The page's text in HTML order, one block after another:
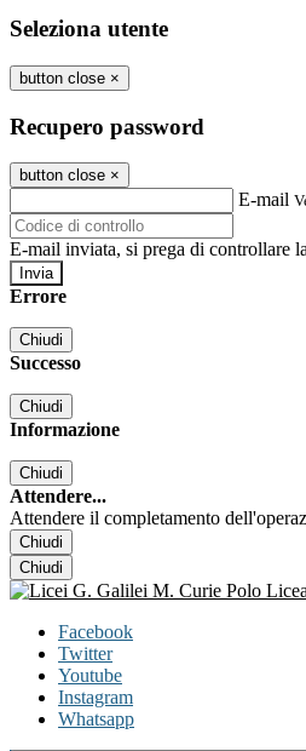
Seleziona utente
button close ×
Recupero password
button close ×
E-mail
E-mail inviata, si prega di controllare
Errore
Chiudi
Successo
Chiudi
Informazione
Chiudi
Attendere...
Attendere il completamento
Chiudi
Chiudi
Facebook
Twitter
Youtube
Instagram
Whatsapp